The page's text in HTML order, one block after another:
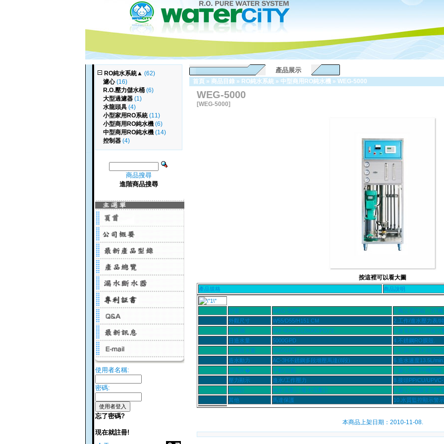
RO純水系統▲ (62)
濾心(16)
R.O.壓力儲水桶 (6)
大型過濾器 (1)
水龍頭具 (4)
小型家用RO系統(11)
小型商用RO純水機 (6)
中型商用RO純水機 (14)
控制器 (4)
商品搜尋
進階商品搜尋
使用者名稱:
密碼:
忘了密碼?
現在就註冊!
產品展示
首頁 » 商品目錄 » RO純水系統 » 中型商用RO純水機 » WEG-5000
WEG-5000
[WEG-5000]
按這裡可以看大圖
產品規格 商品說明
型號 WEG-5000
1.獨立電控箱，ST
外觀尺寸
W55/D55/H151 CM
2.工作/進水壓力表/
R.O.膜
BW-4040LE(2800GPD)*2
3.微電腦液晶面板控
日造水量
5000GPD
4.不銹鋼RO膜殼.
工作造水量
3500GPD
5.可調式廢水排放設
造水動力
AC-3H不銹鋼多段增壓馬達(8段)
6.造水速度13.5L/min.
沖洗弁�
手動/自動
7.濾心阻塞停機功能.
壓力顯示
進水/工作壓力
8.接頭PP/CU/
顯示計
純水流量計/廢水流量計
9.濾心,RO膜更換警
其他
馬達保護 10.水質監控顯示警
本商品上架日期：2010-11-08.